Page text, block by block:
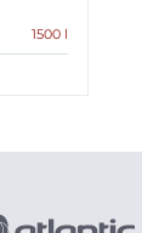
1500 l